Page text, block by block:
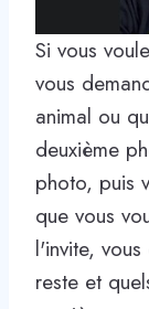
Si vous
vous
animal ou
deuxième
photo, puis
que vous
l'invite,
reste et